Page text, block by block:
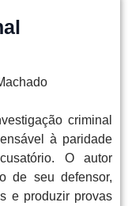
criminal
à paridade
O autor
de seu defensor,
e produzir provas